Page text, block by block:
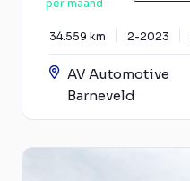
per maand
34.559 km 2-2023
AV Automotive
Barneveld